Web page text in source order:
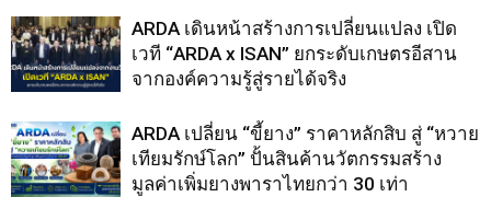
ARDA เดินหน้าสร้างการเปลี่ยนแปลง เปิด
เวที “ARDA x ISAN” ยกระดับเกษตรอีสาน
จากองค์ความรู้สู่รายได้จริง
ARDA เปลี่ยน “ขี้ยาง” ราคาหลักสิบ สู่ “หวาย
เทียมรักษ์โลก” ปั้นสินค้านวัตกรรมสร้าง
มูลค่าเพิ่มยางพาราไทยกว่า 30 เท่า